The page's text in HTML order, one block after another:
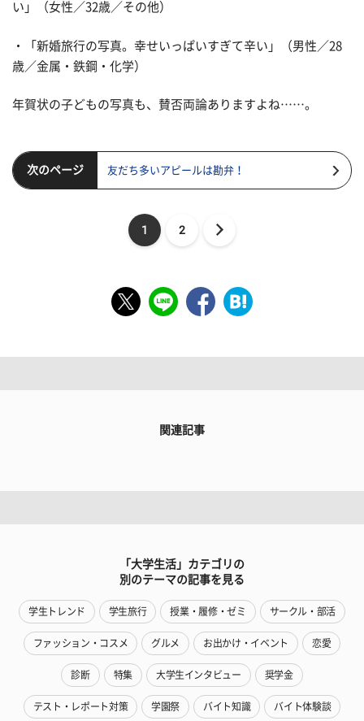
い」（女性／32歳／その他）
・「新婚旅行の写真。幸せいっぱいすぎて辛い」（男性／28
歳／金属・鉄鋼・化学）
年賀状の子どもの写真も、賛否両論ありますよね……。
次のページ 友だち多いアピールは勘弁！
1 2
関連記事
「大学生活」カテゴリの
別のテーマの記事を見る
学生トレンド 学生旅行 授業・履修・ゼミ サークル・部活
ファッション・コスメ グルメ お出かけ・イベント 恋愛
診断 特集 大学生インタビュー 奨学金
テスト・レポート対策 学園祭 バイト知識 バイト体験談